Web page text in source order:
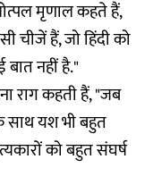
मृणाल कहते हैं,
चीजें हैं, जो हिंदी को
नहीं है."
राग कहती हैं, "जब
साथ यश भी बहुत
को बहुत संघर्ष